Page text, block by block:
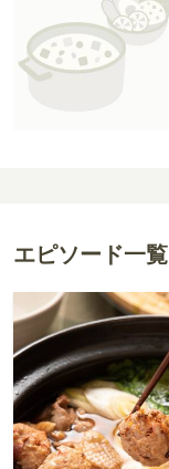
エピソード一覧